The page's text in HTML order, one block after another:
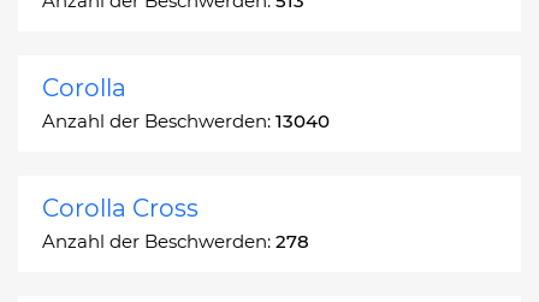
Corolla
Anzahl der Beschwerden: 13040
Corolla Cross
Anzahl der Beschwerden: 278